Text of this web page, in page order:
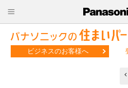
ビジネスのお客様へ